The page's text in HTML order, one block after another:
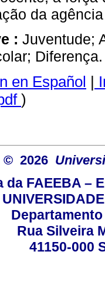
da
: Juventude;
Diferença.
en Español |
)
© 2026
da FAEEBA –
Rua Silveira
41150-000